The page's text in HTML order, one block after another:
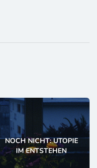
NOCH NICHT: UTOPIE
IM ENTSTEHEN